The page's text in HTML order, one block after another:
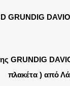
DAVIO
GRUNDIG
πλακέτα ) από